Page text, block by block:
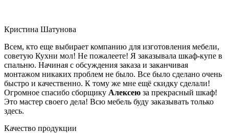
Кристина Шатунова
Всем, кто еще выбирает компанию для изготовления мебели,
советую Кухни мол! Не пожалеете! Я заказывала шкаф-купе в
спальню. Начиная с обсуждения заказа и заканчивая
монтажом никаких проблем не было. Все было сделано очень
быстро и качественно. К тому же мне ещё скидку сделали!
Огромное спасибо сборщику Алексею за прекрасный шкаф!
Это мастер своего дела! Всю мебель буду заказывать только
здесь.
Качество продукции